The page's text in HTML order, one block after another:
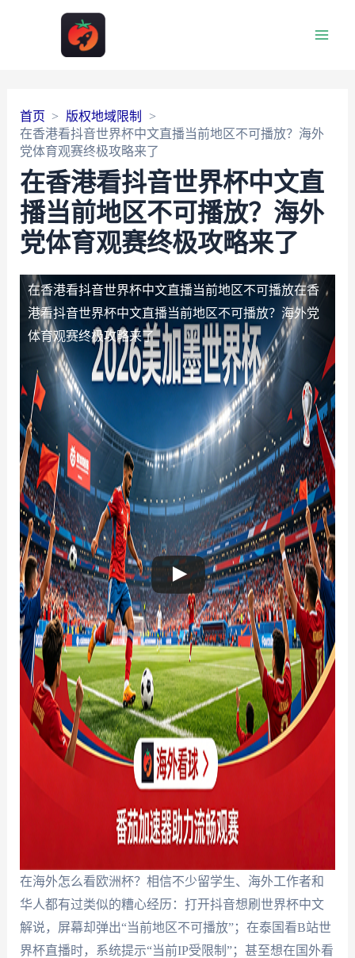
首页
版权地域限制
在香港看抖音世界杯中文直播当前地区不可播放？海外
党体育观赛终极攻略来了
在香港看抖音世界杯中文直
播当前地区不可播放？海外
党体育观赛终极攻略来了
在香港看抖音世界杯中文直播当前地区不可播放在香
港看抖音世界杯中文直播当前地区不可播放？海外党
体育观赛终极攻略来了
在海外怎么看欧洲杯？相信不少留学生、海外工作者和
华人都有过类似的糟心经历：打开抖音想刷世界杯中文
解说，屏幕却弹出“当前地区不可播放”；在泰国看B站世
界杯直播时，系统提示“当前IP受限制”；甚至想在国外看